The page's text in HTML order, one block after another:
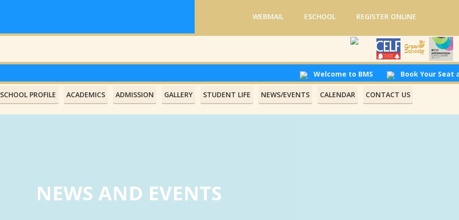
WEBMAIL ESCHOOL REGISTER ONLINE
Welcome to BMS Book Your Seat at
SCHOOL PROFILE ACADEMICS ADMISSION GALLERY STUDENT LIFE NEWS/EVENTS CALENDAR CONTACT US
NEWS AND EVENTS